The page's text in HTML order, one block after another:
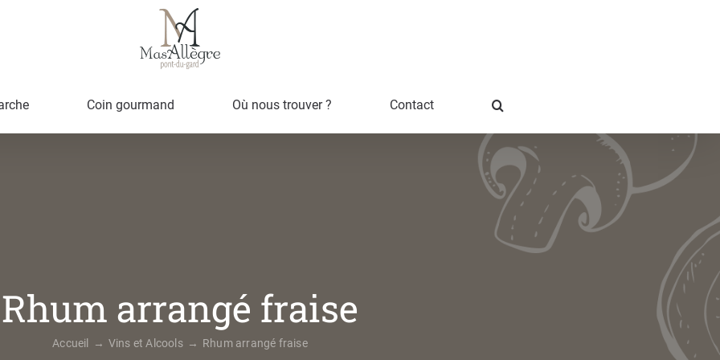
Coin gourmand Où nous trouver ? Contact
Rhum arrangé fraise
Accueil Vins et Alcools Rhum arrangé fraise